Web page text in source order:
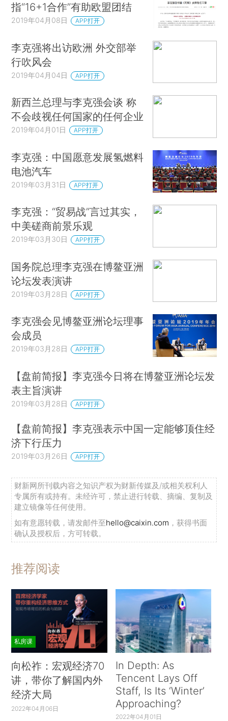
指“16+1合作”有助欧盟团结
2019年04月08日 APP打开
李克强将出访欧洲 外交部举
行吹风会
2019年04月04日 APP打开
新西兰总理与李克强会谈 称
不会歧视任何国家的任何企业
2019年04月01日 APP打开
李克强：中国愿意发展氢燃料
电池汽车
2019年03月31日 APP打开
李克强：“贸易战”言过其实，
中美磋商前景乐观
2019年03月30日 APP打开
国务院总理李克强在博鳌亚洲
论坛发表演讲
2019年03月28日 APP打开
李克强会见博鳌亚洲论坛理事
会成员
2019年03月28日 APP打开
【盘前简报】李克强今日将在博鳌亚洲论坛发
表主旨演讲
2019年03月28日 APP打开
【盘前简报】李克强表示中国一定能够顶住经
济下行压力
2019年03月26日 APP打开
财新网所刊载内容之知识产权为财新传媒及/或相关权利人
专属所有或持有。未经许可，禁止进行转载、摘编、复制及
建立镜像等任何使用。
如有意愿转载，请发邮件至hello@caixin.com ，获得书面
确认及授权后，方可转载。
推荐阅读
私房课
向松祚：宏观经济70
讲，带你了解国内外
经济大局
2022年04月06日
In Depth: As
Tencent Lays Off
Staff, Is Its ‘Winter’
Approaching?
2022年04月01日